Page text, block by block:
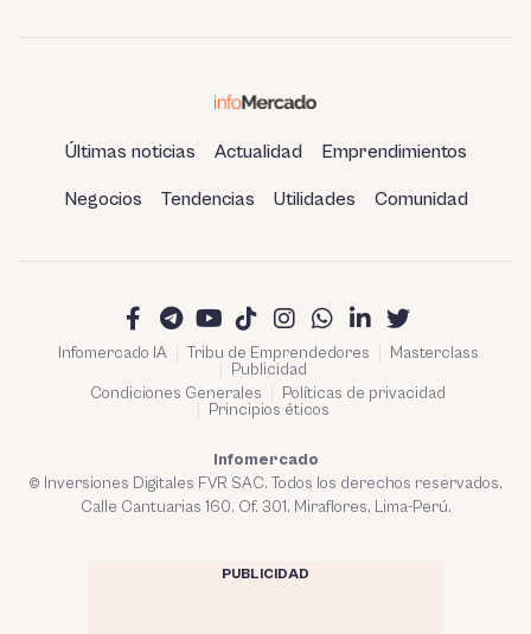
Últimas noticias Actualidad Emprendimientos
Negocios Tendencias Utilidades Comunidad
Infomercado IA Tribu de Emprendedores
Masterclass
Publicidad
Condiciones Generales
Políticas de privacidad
Principios éticos
Infomercado
© Inversiones Digitales FVR SAC. Todos los derechos reservados.
Calle Cantuarias 160. Of. 301. Miraflores, Lima-Perú.
PUBLICIDAD